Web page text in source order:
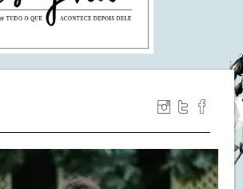
WILL YOU MARRY ME?
LUA DE MEL